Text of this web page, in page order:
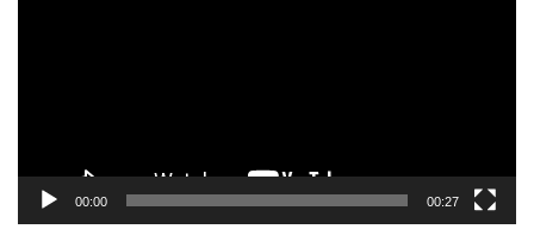
00:00 00:27